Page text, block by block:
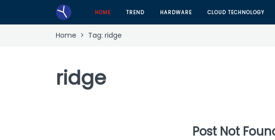
HOME TREND HARDWARE CLOUD TECHNOLOGY
Home > Tag: ridge
ridge
Post Not